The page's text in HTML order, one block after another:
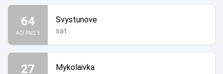
64
AQI PM2.5
Svystunove
sat
27 Mykolaivka